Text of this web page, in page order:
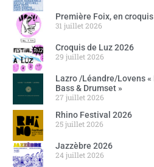
Première Foix, en croquis
31 juillet 2026
Croquis de Luz 2026
29 juillet 2026
Lazro /Léandre/Lovens «
Bass & Drumset »
27 juillet 2026
Rhino Festival 2026
25 juillet 2026
Jazzèbre 2026
24 juillet 2026